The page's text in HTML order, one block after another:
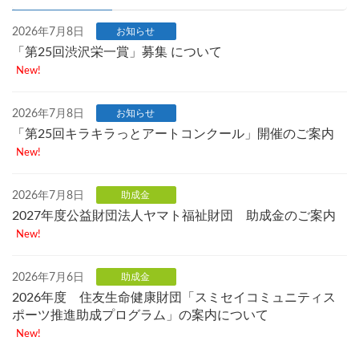
2026年7月8日 お知らせ
「第25回渋沢栄一賞」募集 について
New!
2026年7月8日 お知らせ
「第25回キラキラっとアートコンクール」開催のご案内
New!
2026年7月8日 助成金
2027年度公益財団法人ヤマト福祉財団 助成金のご案内
New!
2026年7月6日 助成金
2026年度 住友生命健康財団「スミセイコミュニティス
ポーツ推進助成プログラム」の案内について
New!